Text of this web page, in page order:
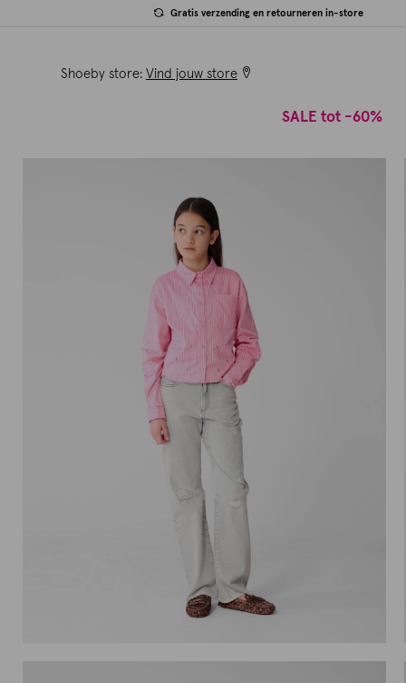
Gratis verzending en retourneren in-store
Shoeby store: Vind jouw store
SALE tot -60%